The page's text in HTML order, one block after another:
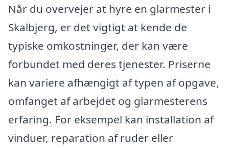
Når du overvejer at hyre en glarmester i
Skalbjerg, er det vigtigt at kende de
typiske omkostninger, der kan være
forbundet med deres tjenester. Priserne
kan variere afhængigt af typen af opgave,
omfanget af arbejdet og glarmesterens
erfaring. For eksempel kan installation af
vinduer, reparation af ruder eller